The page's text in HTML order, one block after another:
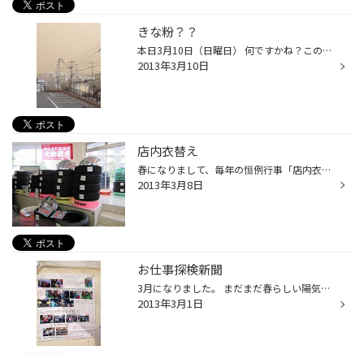
きな粉？？
本日3月10日（日曜日） 何ですかね？この暖かさ！！暑いくらいです。 何でも「真夏日」だそうで、3月の気温としては過去最高の記録だそうです。 スタッフも久しぶりに額から汗がにじんでおりました。 そんな穏やかな日に突然怪奇現象が・・・ 昼過ぎから突然の「砂嵐」？？？ 何でも「煙霧」という...
2013年3月10日
店内衣替え
春になりまして、毎年の恒例行事「店内衣替え」であります。 大量に展示していたスタッドレスタイヤもいよいよ販売終了です。 （これから必要な方のためにすぐご提供できるようある程度は在庫を残してあります） 3月にに入ってもスタッドレスタイヤをお買い求めいただく方が多かったので 例年よりも...
2013年3月8日
お仕事探検新聞
3月になりました。 まだまだ春らしい陽気には程遠い寒さです。 先日お仕事探検に来てくれた三ツ境幼稚園の園児達が タイヤ館で学習したことを新聞にまとめてくれたということで 美濃口と二人で見に行ってきました。 幼稚園の掲示板にでかでかと立派な「お仕事探検新聞」が飾ってありました。 当日短...
2013年3月1日